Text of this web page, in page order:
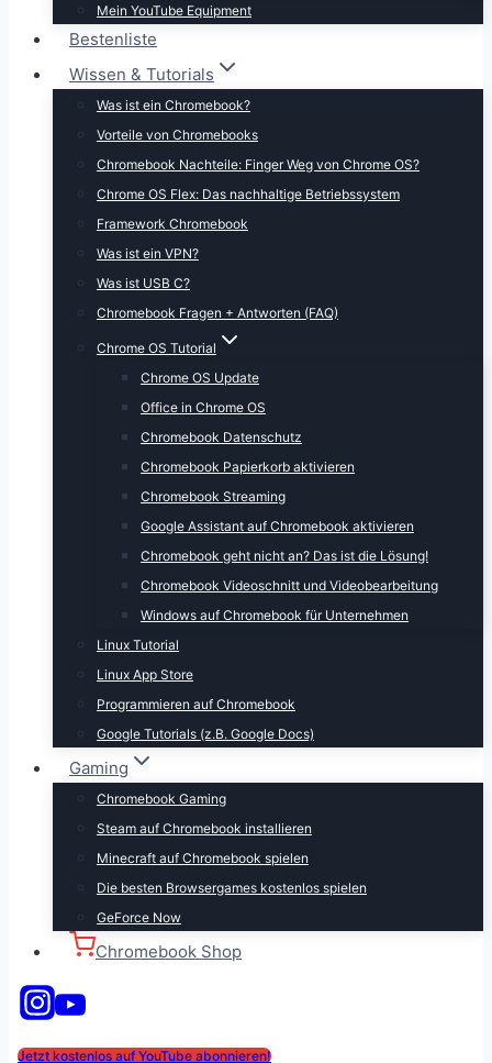
Mein YouTube Equipment
Bestenliste
Wissen & Tutorials
Was ist ein Chromebook?
Vorteile von Chromebooks
Chromebook Nachteile: Finger Weg von Chrome OS?
Chrome OS Flex: Das nachhaltige Betriebssystem
Framework Chromebook
Was ist ein VPN?
Was ist USB C?
Chromebook Fragen + Antworten (FAQ)
Chrome OS Tutorial
Chrome OS Update
Office in Chrome OS
Chromebook Datenschutz
Chromebook Papierkorb aktivieren
Chromebook Streaming
Google Assistant auf Chromebook aktivieren
Chromebook geht nicht an? Das ist die Lösung!
Chromebook Videoschnitt und Videobearbeitung
Windows auf Chromebook für Unternehmen
Linux Tutorial
Linux App Store
Programmieren auf Chromebook
Google Tutorials (z.B. Google Docs)
Gaming
Chromebook Gaming
Steam auf Chromebook installieren
Minecraft auf Chromebook spielen
Die besten Browsergames kostenlos spielen
GeForce Now
Chromebook Shop
Jetzt kostenlos auf YouTube abonnieren!